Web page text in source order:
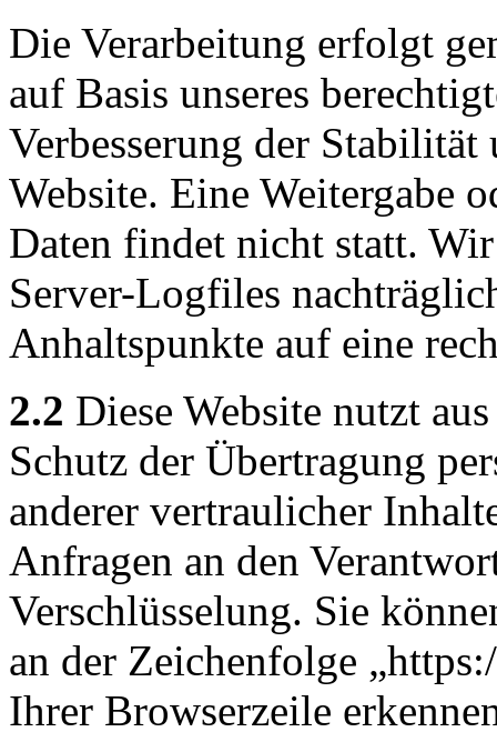
Die Verarbeitung erfolgt
auf Basis unseres
Verbesserung der
Website. Eine Weitergabe
Daten findet nicht statt.
Server-Logfiles
Anhaltspunkte auf eine
2.2 Diese Website nutzt
Schutz der Übertragung
anderer vertraulicher
Anfragen an den
Verschlüsselung. Sie
an der Zeichenfolge
Ihrer Browserzeile